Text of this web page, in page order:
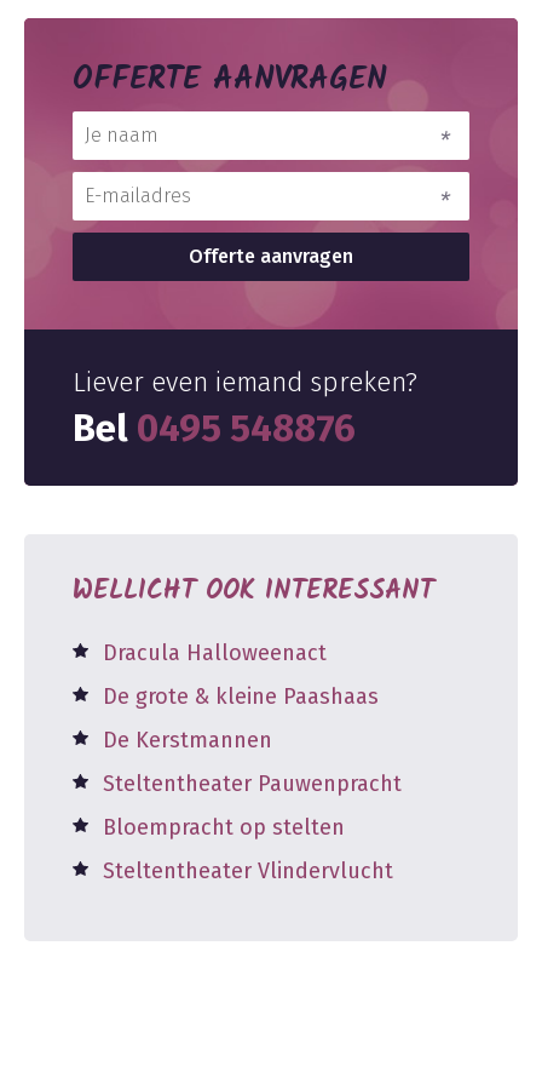
OFFERTE AANVRAGEN
Liever even iemand spreken?
Bel 0495 548876
WELLICHT OOK INTERESSANT
Dracula Halloweenact
De grote & kleine Paashaas
De Kerstmannen
Steltentheater Pauwenpracht
Bloempracht op stelten
Steltentheater Vlindervlucht